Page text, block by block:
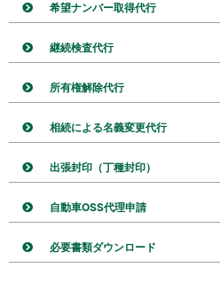
希望ナンバー取得代行
継続検査代行
所有権解除代行
相続による名義変更代行
出張封印（丁種封印）
自動車OSS代理申請
必要書類ダウンロード